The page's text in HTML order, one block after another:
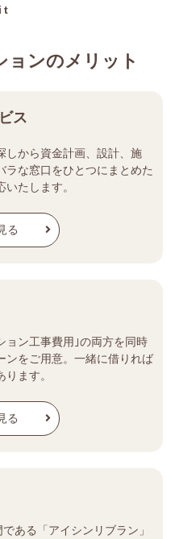
ョンのメリット
ス
しから資金計画、設計、施
ラな窓口をひとつにまとめた
いたします。
る
ョン工事費用｣の両方を同時
ンをご用意。一緒に借りれば
ます。
る
ある「アイシンリブラン」